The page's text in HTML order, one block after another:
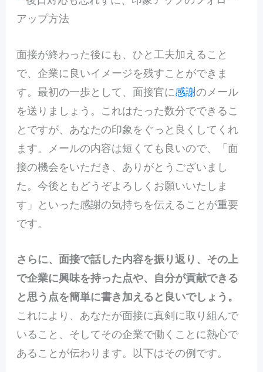
面接が終わった後にも、ひと工夫加えること
で、企業に良いイメージを残すことができま
す。最初の一歩として、面接官に感謝のメール
を送りましょう。これはたった数分でできるこ
とですが、あなたの印象をぐっと良くしてくれ
ます。メールの内容は短くても良いので、「面
接の機会をいただき、ありがとうございまし
た。今後ともどうぞよろしくお願いいたしま
す」といった感謝の気持ちを伝えることが重要
です。
さらに、面接で話した内容を振り返り、その上
で企業に興味を持った点や、自分が貢献できる
と思う点を簡単に書き加えると良いでしょう。
これにより、あなたが面接に真剣に取り組んで
いること、そしてその企業で働くことに熱心で
あることが伝わります。以下はその例です。